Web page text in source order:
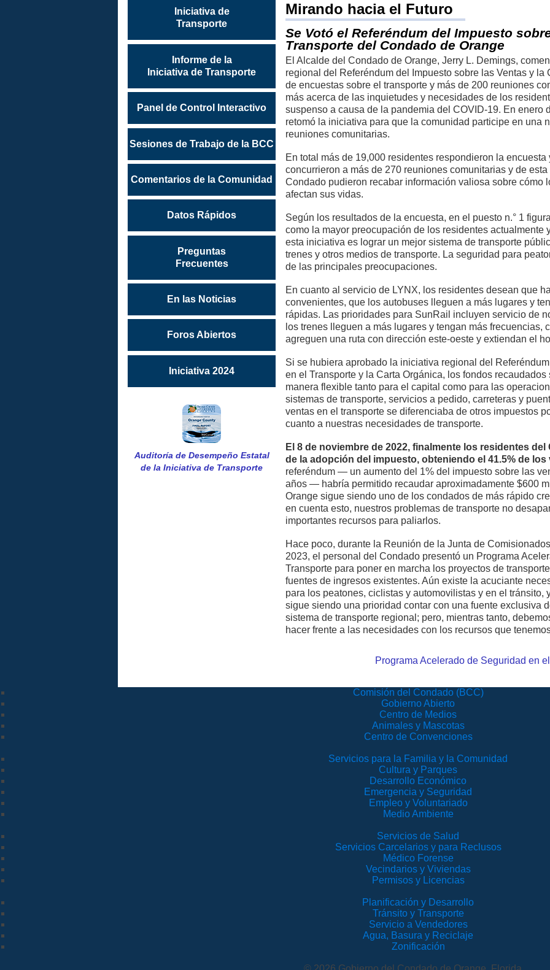
Iniciativa de
Transporte
Informe de la
Iniciativa de Transporte
Panel de Control Interactivo
Sesiones de Trabajo de la BCC
Comentarios de la Comunidad
Datos Rápidos
Preguntas
Frecuentes
En las Noticias
Foros Abiertos
Iniciativa 2024
Auditoría de Desempeño Estatal
de la Iniciativa de Transporte
Mirando hacia el Futuro
Se Votó el Referéndum del Impuesto
Transporte del Condado de Orange
El Alcalde del Condado de Orange, Jerry L. Demings,
regional del Referéndum del Impuesto sobre las Ventas y la
de encuestas sobre el transporte y más de 200 reuniones
más acerca de las inquietudes y necesidades de los
suspenso a causa de la pandemia del COVID-19. En enero
retomó la iniciativa para que la comunidad participe en una
reuniones comunitarias.
En total más de 19,000 residentes respondieron la
concurrieron a más de 270 reuniones comunitarias y de
Condado pudieron recabar información valiosa sobre cómo
afectan sus vidas.
Según los resultados de la encuesta, en el puesto n.° 1
como la mayor preocupación de los residentes actualmente
esta iniciativa es lograr un mejor sistema de transporte
trenes y otros medios de transporte. La seguridad para
de las principales preocupaciones.
En cuanto al servicio de LYNX, los residentes desean que
convenientes, que los autobuses lleguen a más lugares y
rápidas. Las prioridades para SunRail incluyen servicio de
los trenes lleguen a más lugares y tengan más frecuencias,
agreguen una ruta con dirección este-oeste y extiendan el
Si se hubiera aprobado la iniciativa regional del
en el Transporte y la Carta Orgánica, los fondos
manera flexible tanto para el capital como para las
sistemas de transporte, servicios a pedido, carreteras y
ventas en el transporte se diferenciaba de otros impuestos
cuanto a nuestras necesidades de transporte.
El 8 de noviembre de 2022, finalmente los residentes
de la adopción del impuesto, obteniendo el 41.5% de los
referéndum — un aumento del 1% del impuesto sobre las
años — habría permitido recaudar aproximadamente $600
Orange sigue siendo uno de los condados de más rápido
en cuenta esto, nuestros problemas de transporte no
importantes recursos para paliarlos.
Hace poco, durante la Reunión de la Junta de
2023, el personal del Condado presentó un Programa
Transporte para poner en marcha los proyectos de
fuentes de ingresos existentes. Aún existe la acuciante
para los peatones, ciclistas y automovilistas y en el tránsito,
sigue siendo una prioridad contar con una fuente exclusiva
sistema de transporte regional; pero, mientras tanto,
hacer frente a las necesidades con los recursos que
Programa Acelerado de Seguridad en
Comisión del Condado (BCC)
Gobierno Abierto
Centro de Medios
Animales y Mascotas
Centro de Convenciones
Servicios para la Familia y la Comunidad
Cultura y Parques
Desarrollo Económico
Emergencia y Seguridad
Empleo y Voluntariado
Medio Ambiente
Servicios de Salud
Servicios Carcelarios y para Reclusos
Médico Forense
Vecindarios y Viviendas
Permisos y Licencias
Planificación y Desarrollo
Tránsito y Transporte
Servicio a Vendedores
Agua, Basura y Reciclaje
Zonificación